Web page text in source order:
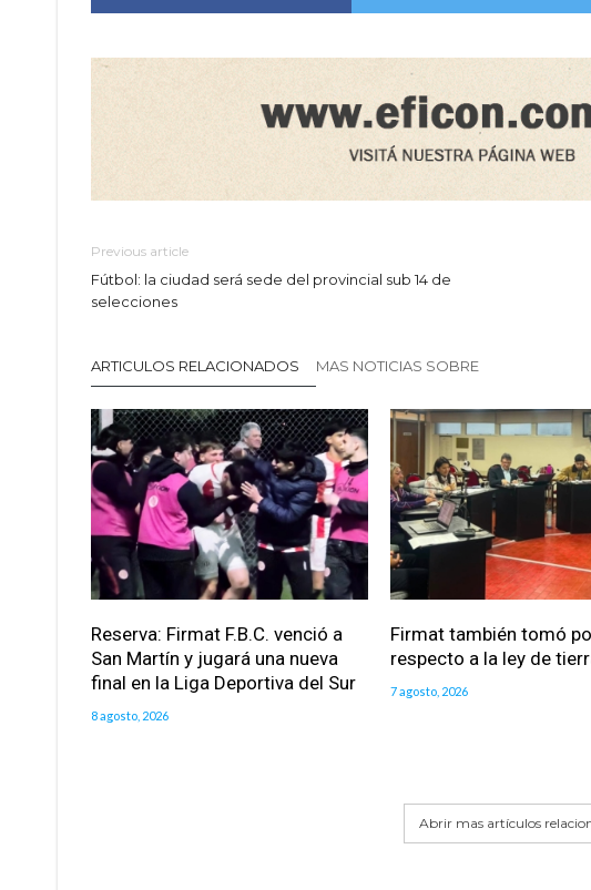
Previous article
Fútbol: la ciudad será sede del provincial sub 14 de
selecciones
ARTICULOS RELACIONADOS MAS NOTICIAS SOBRE
Reserva: Firmat F.B.C. venció a
San Martín y jugará una nueva
final en la Liga Deportiva del Sur
8 agosto, 2026
Firmat también tomó
respecto a la ley de
7 agosto, 2026
Abrir mas artículos